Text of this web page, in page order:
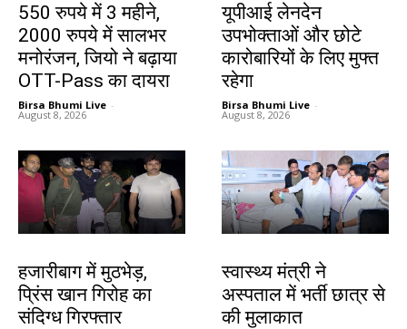
550 रुपये में 3 महीने,
2000 रुपये में सालभर
मनोरंजन, जियो ने बढ़ाया
OTT-Pass का दायरा
Birsa Bhumi Live -
August 8, 2026
यूपीआई लेनदेन
उपभोक्ताओं और छोटे
कारोबारियों के लिए मुफ्त
रहेगा
Birsa Bhumi Live -
August 8, 2026
हजारीबाग में मुठभेड़,
प्रिंस खान गिरोह का
संदिग्ध गिरफ्तार
स्वास्थ्य मंत्री ने
अस्पताल में भर्ती छात्र से
की मुलाकात